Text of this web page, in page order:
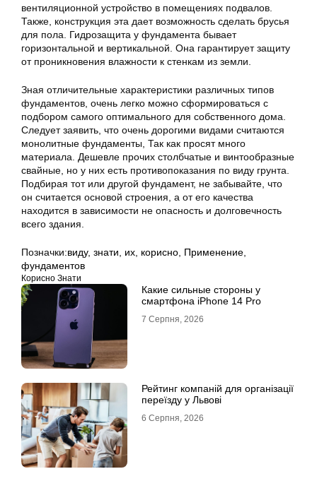
вентиляционной устройство в помещениях подвалов.
Также, конструкция эта дает возможность сделать брусья
для пола. Гидрозащита у фундамента бывает
горизонтальной и вертикальной. Она гарантирует защиту
от проникновения влажности к стенкам из земли.
Зная отличительные характеристики различных типов
фундаментов, очень легко можно сформироваться с
подбором самого оптимального для собственного дома.
Следует заявить, что очень дорогими видами считаются
монолитные фундаменты, Так как просят много
материала. Дешевле прочих столбчатые и винтообразные
свайные, но у них есть противопоказания по виду грунта.
Подбирая тот или другой фундамент, не забывайте, что
он считается основой строения, а от его качества
находится в зависимости не опасность и долговечность
всего здания.
Позначки:виду, знати их корисно Применение
фундаментов
Корисно Знати
Какие сильные стороны у
смартфона iPhone 14 Pro
7 Серпня, 2026
Рейтинг компаній для організації
переїзду у Львові
6 Серпня, 2026